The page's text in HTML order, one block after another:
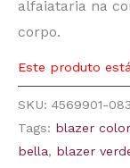
alfaiataria na
corpo.
Este produto
SKU: 4569901-
Tags: blazer
bella, blazer